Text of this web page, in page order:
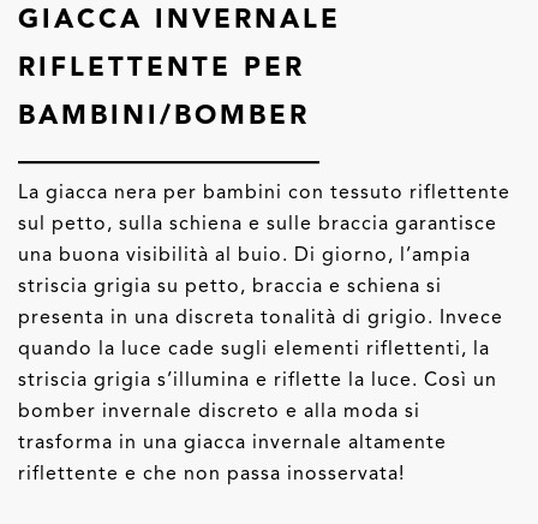
GIACCA INVERNALE
RIFLETTENTE PER
BAMBINI/BOMBER
La giacca nera per bambini con tessuto riflettente
sul petto, sulla schiena e sulle braccia garantisce
una buona visibilità al buio. Di giorno, l’ampia
striscia grigia su petto, braccia e schiena si
presenta in una discreta tonalità di grigio. Invece
quando la luce cade sugli elementi riflettenti, la
striscia grigia s’illumina e riflette la luce. Così un
bomber invernale discreto e alla moda si
trasforma in una giacca invernale altamente
riflettente e che non passa inosservata!